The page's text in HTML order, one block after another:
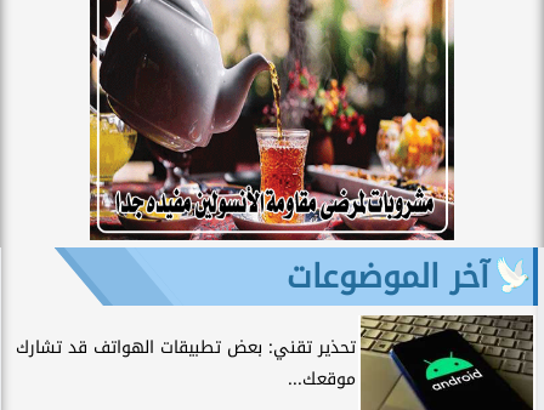
آخر الموضوعات
تحذير تقني: بعض تطبيقات الهواتف قد تشارك
موقعك...